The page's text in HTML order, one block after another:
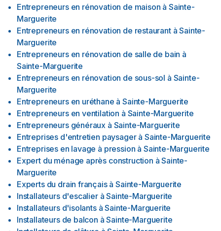
Entrepreneurs en rénovation de maison à Sainte-
Marguerite
Entrepreneurs en rénovation de restaurant à Sainte-
Marguerite
Entrepreneurs en rénovation de salle de bain à
Sainte-Marguerite
Entrepreneurs en rénovation de sous-sol à Sainte-
Marguerite
Entrepreneurs en uréthane à Sainte-Marguerite
Entrepreneurs en ventilation à Sainte-Marguerite
Entrepreneurs généraux à Sainte-Marguerite
Entreprises d'entretien paysager à Sainte-Marguerite
Entreprises en lavage à pression à Sainte-Marguerite
Expert du ménage après construction à Sainte-
Marguerite
Experts du drain français à Sainte-Marguerite
Installateurs d'escalier à Sainte-Marguerite
Installateurs d'isolants à Sainte-Marguerite
Installateurs de balcon à Sainte-Marguerite